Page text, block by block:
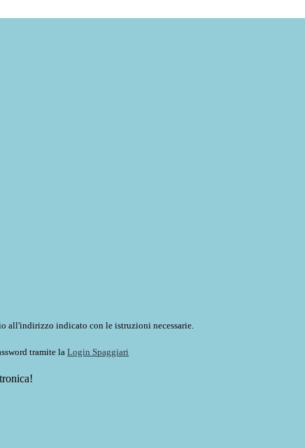
all'indirizzo indicato con le istruzioni necessarie.
tramite la Login Spaggiari